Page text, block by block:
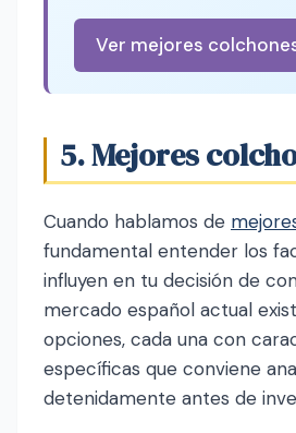
Ver mejores
5. Mejores
Cuando hablamos de
fundamental entender los
influyen en tu decisión de
mercado español actual
opciones, cada una con
específicas que conviene
detenidamente antes de